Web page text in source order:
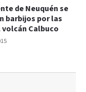
de Neuquén se
barbijos por las
volcán Calbuco